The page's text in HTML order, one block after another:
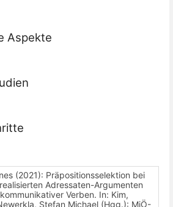
Aspekte
(2021): Präpositionsselektion bei
Adressaten-Argumenten
Verben. In: Kim,
Stefan Michael (Hgg.): MiÖ-